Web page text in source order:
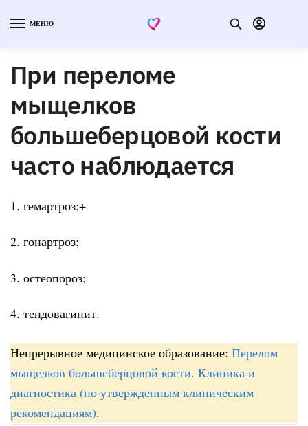
МЕНЮ
При переломе
мыщелков
большеберцовой кости
часто наблюдается
1. гемартроз;+
2. гонартроз;
3. остеопороз;
4. тендовагинит.
Непрерывное медицинское образование: Перелом
мыщелков большеберцовой кости. Клиника и
диагностика (по утвержденным клиническим
рекомендациям).